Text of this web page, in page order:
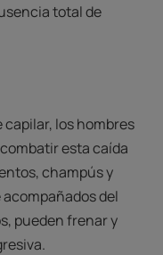
total de
los hombres
esta caída
champús y
del
pueden frenar y